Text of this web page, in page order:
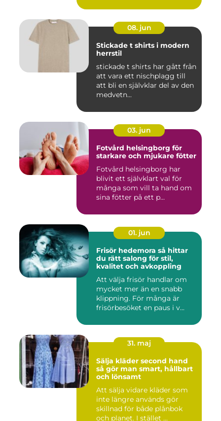
08. jun
Stickade t shirts i modern
herrstil
stickade t shirts har gått från
att vara ett nischplagg till
att bli en självklar del av den
medvetn...
03. jun
Fotvård helsingborg för
starkare och mjukare fötter
Fotvård helsingborg har
blivit ett självklart val för
många som vill ta hand om
sina fötter på ett p...
01. jun
Frisör hedemora så hittar
du rätt salong för stil,
kvalitet och avkoppling
Att välja frisör handlar om
mycket mer än en snabb
klippning. För många är
frisörbesöket en paus i v...
31. maj
Sälja kläder second hand
så gör man smart, hållbart
och lönsamt
Att sälja vidare kläder som
inte längre används gör
skillnad för både plånbok
och planet. I stället ...